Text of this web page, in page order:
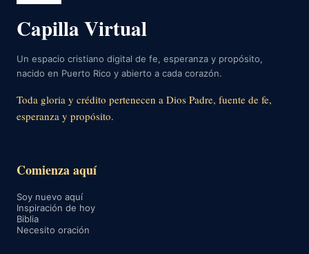
Capilla Virtual
Un espacio cristiano digital de fe, esperanza y propósito,
nacido en Puerto Rico y abierto a cada corazón.
Toda gloria y crédito pertenecen a Dios Padre, fuente de fe,
esperanza y propósito.
Comienza aquí
Soy nuevo aquí
Inspiración de hoy
Biblia
Necesito oración